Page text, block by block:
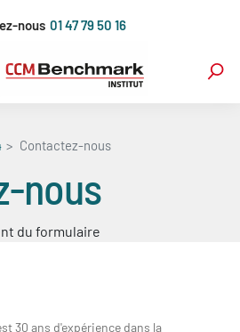
nous 01 47 79 50 16
Contactez-nous
nous
du formulaire
30 ans d'expérience dans la